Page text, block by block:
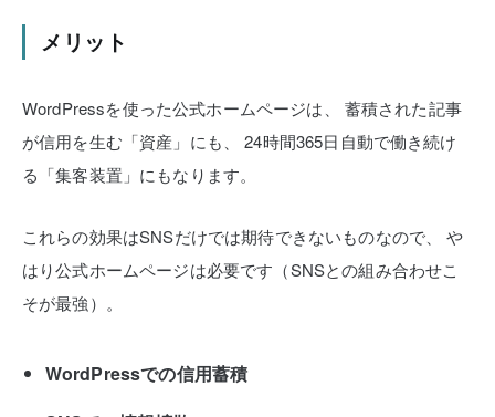
メリット
WordPressを使った公式ホームページは、
蓄積された記事
が信用を生む「資産」にも、
24時間365日自動で働き続け
る「集客装置」にもなります。
これらの効果はSNSだけでは期待できないものなので、
や
はり公式ホームページは必要です（SNSとの組み合わせこ
そが最強）。
WordPressでの信用蓄積